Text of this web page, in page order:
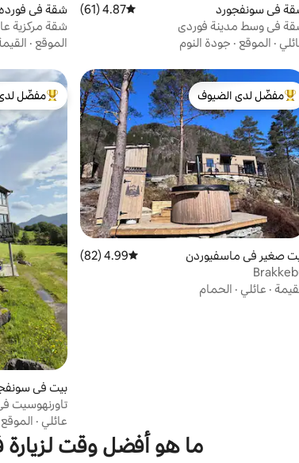
في سونفجورد متوسط التقييم 4.87 من 5، 61 مراجعات
4.87 (61)
في وسط مدينة فوردي
· الموقع · جودة النوم
شقة في فورده
شقة مركزية
الموقع ·
من أبرز البيوت المفضّلة لدى الضيوف
مفضّل لدى الضيوف
صغير في ماسفيوردن متوسط التقييم 4.99 من 5، 82 مراجعات
4.99 (82)
· عائلي · الحمام
من أبرز
مفضّل
بيت في
تاورنهوسيت
عائلي · الموقع
ما هو أفضل وقت لزيارة